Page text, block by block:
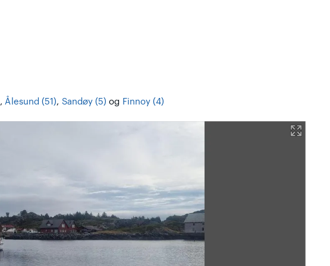
,Ålesund (51), Sandøy (5) og Finnoy (4)